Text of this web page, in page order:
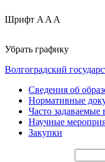
Шрифт A A A
Убрать графику
Волгоградский
Сведения об
Нормативные
Часто задаваемые
Научные
Закупки